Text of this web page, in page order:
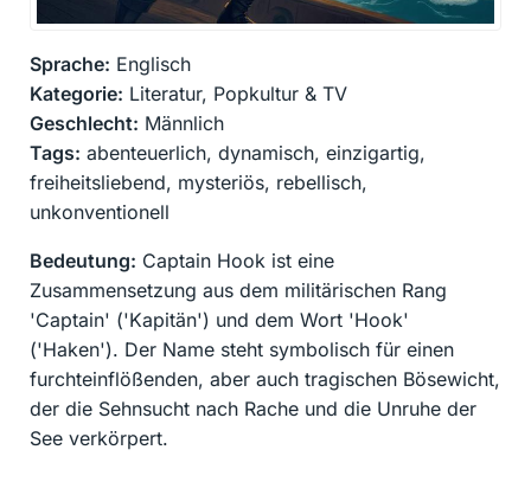
Sprache: Englisch
Kategorie: Literatur, Popkultur & TV
Geschlecht: Männlich
Tags: abenteuerlich, dynamisch, einzigartig,
freiheitsliebend, mysteriös, rebellisch,
unkonventionell
Bedeutung: Captain Hook ist eine
Zusammensetzung aus dem militärischen Rang
'Captain' ('Kapitän') und dem Wort 'Hook'
('Haken'). Der Name steht symbolisch für einen
furchteinflößenden, aber auch tragischen Bösewicht,
der die Sehnsucht nach Rache und die Unruhe der
See verkörpert.